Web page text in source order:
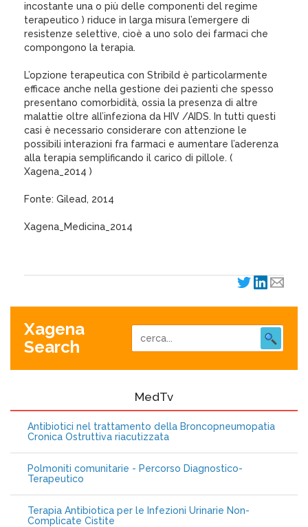
incostante una o più delle componenti del regime
terapeutico ) riduce in larga misura l’emergere di
resistenze selettive, cioè a uno solo dei farmaci che
compongono la terapia.
L’opzione terapeutica con Stribild è particolarmente
efficace anche nella gestione dei pazienti che spesso
presentano comorbidità, ossia la presenza di altre
malattie oltre all’infeziona da HIV /AIDS. In tutti questi
casi è necessario considerare con attenzione le
possibili interazioni fra farmaci e aumentare l’aderenza
alla terapia semplificando il carico di pillole. (
Xagena_2014 )
Fonte: Gilead, 2014
Xagena_Medicina_2014
Xagena
Search
MedTv
Antibiotici nel trattamento della Broncopneumopatia
Cronica Ostruttiva riacutizzata
Polmoniti comunitarie - Percorso Diagnostico-
Terapeutico
Terapia Antibiotica per le Infezioni Urinarie Non-
Complicate Cistite